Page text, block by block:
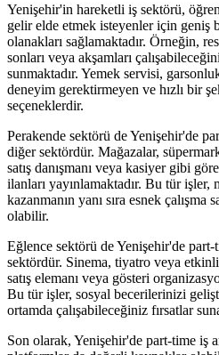
Yenişehir'in hareketli iş sektörü,
gelir elde etmek isteyenler için geniş
olanakları sağlamaktadır. Örneğin,
sonları veya akşamları
sunmaktadır. Yemek servisi,
deneyim gerektirmeyen ve hızlı bir
seçeneklerdir.
Perakende sektörü de Yenişehir'de
diğer sektördür. Mağazalar,
satış danışmanı veya kasiyer gibi
ilanları yayınlamaktadır. Bu tür
kazanmanın yanı sıra esnek çalışma
olabilir.
Eğlence sektörü de Yenişehir'de part-
sektördür. Sinema, tiyatro veya
satış elemanı veya gösteri
Bu tür işler, sosyal becerilerinizi
ortamda çalışabileceğiniz fırsatlar
Son olarak, Yenişehir'de part-time iş